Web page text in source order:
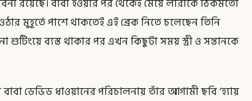
রয়েছে। বাবা হওয়ার পর থেকেই মেয়ে লারাকে ঠিকমতো
মুহূর্তে পাশে থাকতেই এই ব্রেক নিতে চলেছেন তিনি
ব্যস্ত থাকার পর এখন কিছুটা সময় স্ত্রী ও সন্তানকে
ডেভিড ধাওয়ানের পরিচালনায় তাঁর আগামী ছবি ‘হ্যায়